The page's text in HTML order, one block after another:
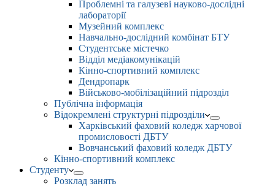
Проблемні та галузеві науково-дослідні
лабораторії
Музейний комплекс
Навчально-дослідний комбінат БТУ
Студентське містечко
Відділ медіакомунікацій
Кінно-спортивний комплекс
Дендропарк
Військово-мобілізаційний підрозділ
Публічна інформація
Відокремлені структурні підрозділи
Харківський фаховий коледж харчової
промисловості ДБТУ
Вовчанський фаховий коледж ДБТУ
Кінно-спортивний комплекс
Студенту
Розклад занять